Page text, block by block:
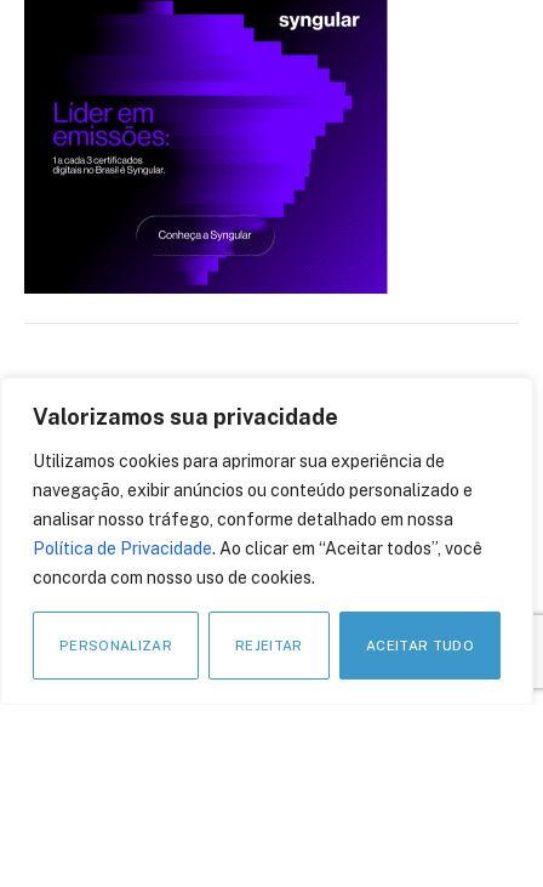
Valorizamos sua privacidade
Utilizamos cookies para aprimorar sua experiência de
navegação, exibir anúncios ou conteúdo personalizado e
analisar nosso tráfego, conforme detalhado em nossa
Política de Privacidade. Ao clicar em “Aceitar todos”, você
concorda com nosso uso de cookies.
PERSONALIZAR REJEITAR ACEITAR TUDO
APOIO INSTITUCIONAL